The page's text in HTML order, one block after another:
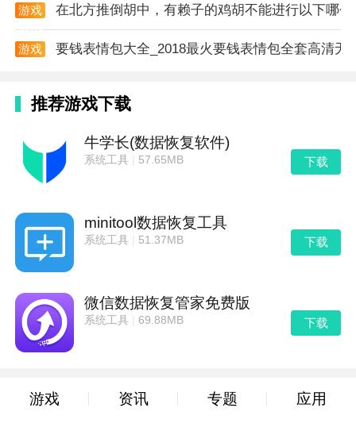
游戏
在北方推倒胡中，有赖子的鸡胡不能进行以下哪
游戏
要钱表情包大全_2018最火要钱表情包全套高清无
推荐游戏下载
牛学长(数据恢复软件)
系统工具| 57.65MB 下载
minitool数据恢复工具
系统工具| 51.37MB 下载
微信数据恢复管家免费版
系统工具| 69.88MB 下载
游戏 资讯 专题 应用